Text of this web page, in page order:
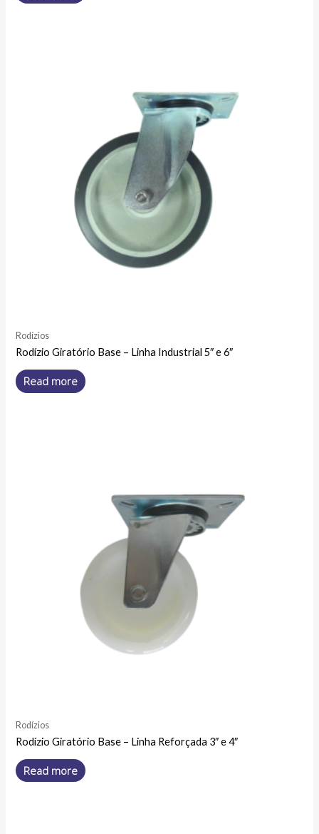
Rodízios
Rodízio Giratório Base – Linha Industrial 5″ e 6″
Read more
Rodízios
Rodízio Giratório Base – Linha Reforçada 3″ e 4″
Read more